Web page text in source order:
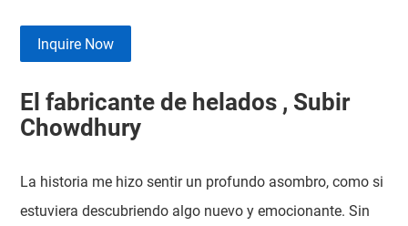
Inquire Now
El fabricante de helados , Subir
Chowdhury
La historia me hizo sentir un profundo asombro, como si
estuviera descubriendo algo nuevo y emocionante. Sin